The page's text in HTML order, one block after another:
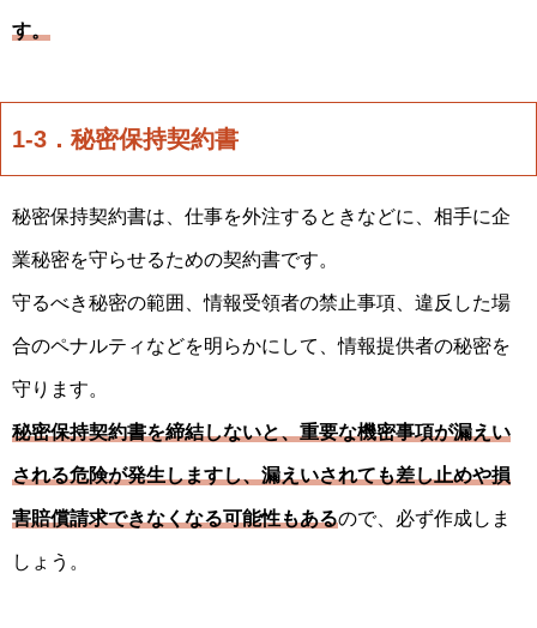
す。
1-3．秘密保持契約書
秘密保持契約書は、仕事を外注するときなどに、相手に企
業秘密を守らせるための契約書です。
守るべき秘密の範囲、情報受領者の禁止事項、違反した場
合のペナルティなどを明らかにして、情報提供者の秘密を
守ります。
秘密保持契約書を締結しないと、重要な機密事項が漏えい
される危険が発生しますし、漏えいされても差し止めや損
害賠償請求できなくなる可能性もあるので、必ず作成しま
しょう。